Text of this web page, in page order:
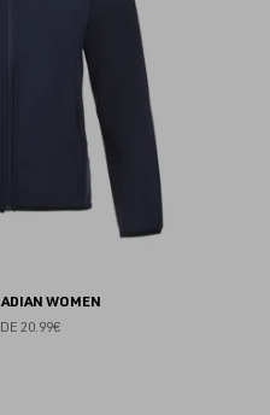
WOMEN
20.99€